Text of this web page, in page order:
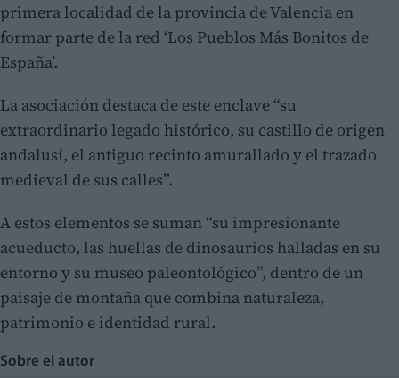
primera localidad de la provincia de Valencia en
formar parte de la red ‘Los Pueblos Más Bonitos de
España’.
La asociación destaca de este enclave “su
extraordinario legado histórico, su castillo de origen
andalusí, el antiguo recinto amurallado y el trazado
medieval de sus calles”.
A estos elementos se suman “su impresionante
acueducto, las huellas de dinosaurios halladas en su
entorno y su museo paleontológico”, dentro de un
paisaje de montaña que combina naturaleza,
patrimonio e identidad rural.
Sobre el autor